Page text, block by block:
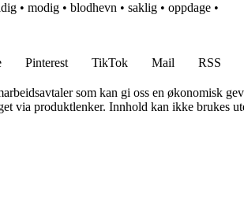
• modig • blodhevn • saklig • oppdage •
Pinterest TikTok Mail
RSS
som kan gi oss en økonomisk
via produktlenker. Innhold kan ikke brukes